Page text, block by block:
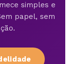
simples e
papel, sem